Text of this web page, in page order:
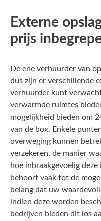
Externe
prijs
De ene verhuurder van
dus zijn er verschillende
verhuurder kunt
verwarmde ruimtes
mogelijkheid bieden om
van de box. Enkele
overweging kunnen
verzekeren, de manier
hoe inbraakgevoelig
behoort vaak tot de
belang dat uw
indien deze worden
bedrijven bieden dit los